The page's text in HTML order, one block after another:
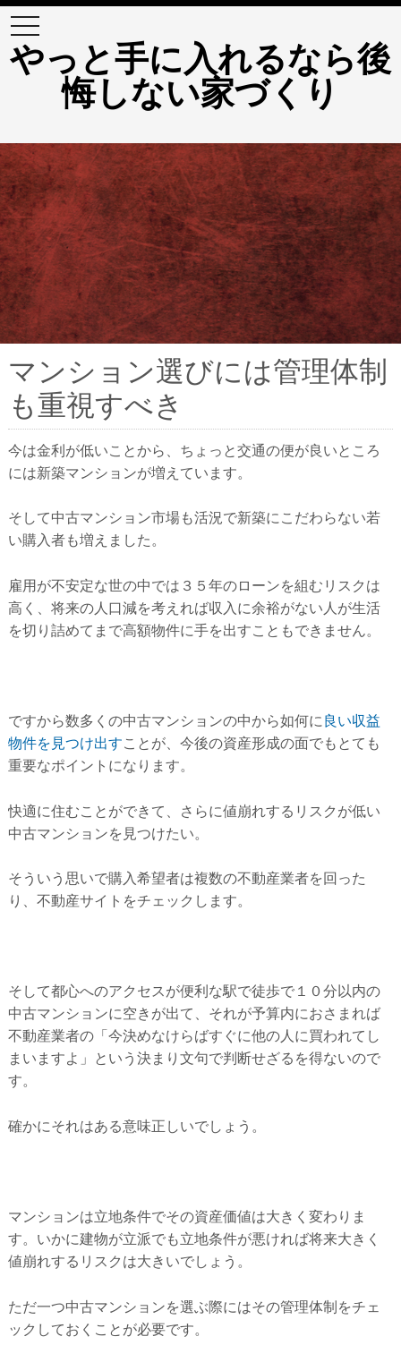
やっと手に入れるなら後
悔しない家づくり
t
o
g
g
l
i
g
a
t
i
o
n
マンション選びには管理体制
も重視すべき
今は金利が低いことから、ちょっと交通の便が良いところ
には新築マンションが増えています。
そして中古マンション市場も活況で新築にこだわらない若
い購入者も増えました。
雇用が不安定な世の中では３５年のローンを組むリスクは
高く、将来の人口減を考えれば収入に余裕がない人が生活
を切り詰めてまで高額物件に手を出すこともできません。
ですから数多くの中古マンションの中から如何に良い収益
物件を見つけ出すことが、今後の資産形成の面でもとても
重要なポイントになります。
快適に住むことができて、さらに値崩れするリスクが低い
中古マンションを見つけたい。
そういう思いで購入希望者は複数の不動産業者を回った
り、不動産サイトをチェックします。
そして都心へのアクセスが便利な駅で徒歩で１０分以内の
中古マンションに空きが出て、それが予算内におさまれば
不動産業者の「今決めなけらばすぐに他の人に買われてし
まいますよ」という決まり文句で判断せざるを得ないので
す。
確かにそれはある意味正しいでしょう。
マンションは立地条件でその資産価値は大きく変わりま
す。いかに建物が立派でも立地条件が悪ければ将来大きく
値崩れするリスクは大きいでしょう。
ただ一つ中古マンションを選ぶ際にはその管理体制をチェ
ックしておくことが必要です。